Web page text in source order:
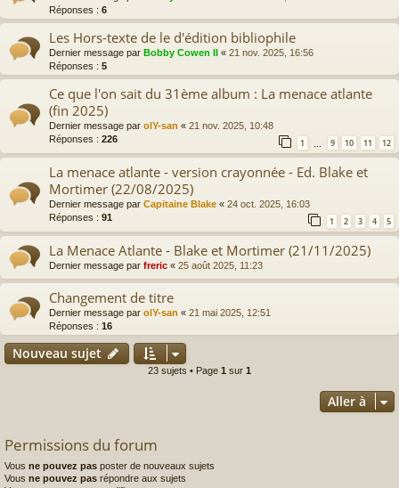
Réponses : 6
Les Hors-texte de le d'édition bibliophile
Dernier message par Bobby Cowen II « 21 nov. 2025, 16:56
Réponses : 5
Ce que l'on sait du 31ème album : La menace atlante
(fin 2025)
Dernier message par olY-san « 21 nov. 2025, 10:48
Réponses : 226 1 9 10 11 12
La menace atlante - version crayonnée - Ed. Blake et
Mortimer (22/08/2025)
Dernier message par Capitaine Blake « 24 oct. 2025, 16:03
Réponses : 91 1 2 3 4 5
La Menace Atlante - Blake et Mortimer (21/11/2025)
Dernier message par freric « 25 août 2025, 11:23
Changement de titre
Dernier message par olY-san « 21 mai 2025, 12:51
Réponses : 16
Nouveau sujet
23 sujets • Page 1 sur 1
Aller à
Permissions du forum
Vous ne pouvez pas poster de nouveaux sujets
Vous ne pouvez pas répondre aux sujets